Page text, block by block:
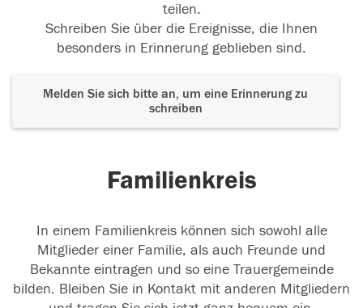
teilen.
Schreiben Sie über die Ereignisse, die Ihnen
besonders in Erinnerung geblieben sind.
Melden Sie sich bitte an, um eine Erinnerung zu
schreiben
Familienkreis
In einem Familienkreis können sich sowohl alle
Mitglieder einer Familie, als auch Freunde und
Bekannte eintragen und so eine Trauergemeinde
bilden. Bleiben Sie in Kontakt mit anderen Mitgliedern